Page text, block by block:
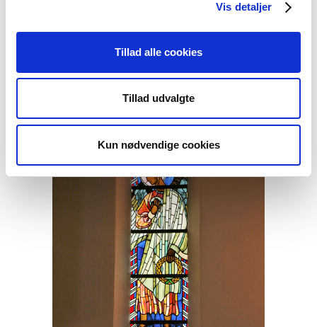
Vis detaljer
Tillad alle cookies
Tillad udvalgte
Kun nødvendige cookies
der refunderes ikke mellemliggende måneder
ved opsigelse eller skifte til anden
kontingentgruppe.